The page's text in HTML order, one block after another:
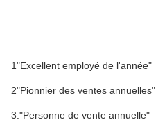
1"Excellent employé de l'année"
2"Pionnier des ventes annuelles"
3."Personne de vente annuelle"